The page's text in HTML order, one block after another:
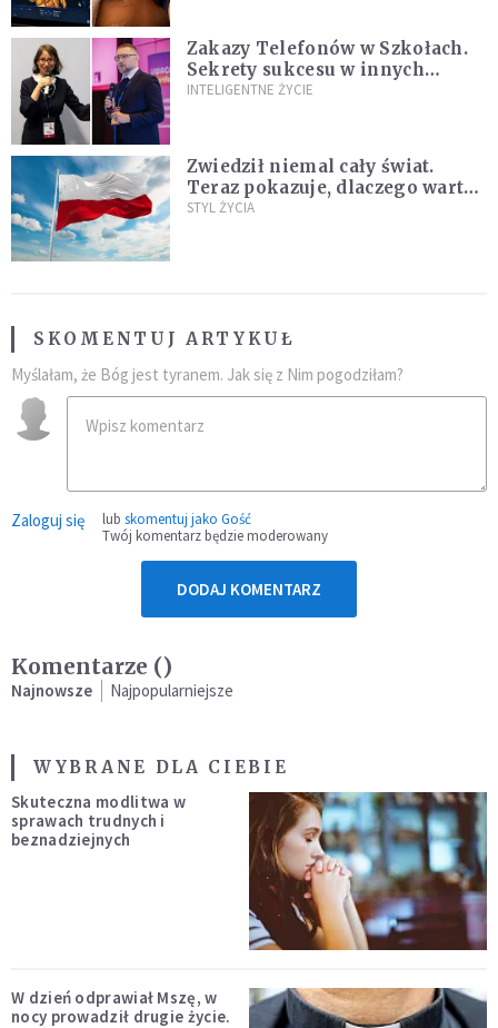
Zakazy Telefonów w Szkołach.
Sekrety sukcesu w innych
krajach, które nauczyciele i
INTELIGENTNE ŻYCIE
Zwiedził niemal cały świat.
Teraz pokazuje, dlaczego warto
zakochać się w Polsce
STYL ŻYCIA
SKOMENTUJ ARTYKUŁ
Myślałam, że Bóg jest tyranem. Jak się z Nim pogodziłam?
Zaloguj się lub skomentuj jako Gość
Twój komentarz będzie moderowany
DODAJ KOMENTARZ
Komentarze ()
Najnowsze Najpopularniejsze
WYBRANE DLA CIEBIE
Skuteczna modlitwa w
sprawach trudnych i
beznadziejnych
W dzień odprawiał Mszę, w
nocy prowadził drugie życie.